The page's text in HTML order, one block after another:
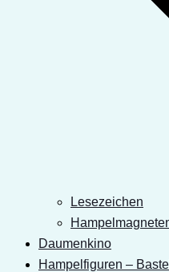
Lesezeichen
Daumenkino
Hampelfiguren –